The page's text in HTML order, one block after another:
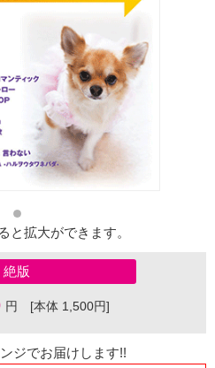
と拡大ができます。
絶版
円 [本体 1,500円]
ジでお届けします!!